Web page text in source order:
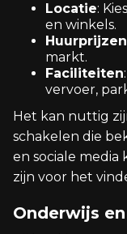
Locatie:
en winkels.
Huurprijzen
markt.
Faciliteiten
vervoer,
Het kan nuttig
schakelen die
en sociale
zijn voor het
Onderwijs